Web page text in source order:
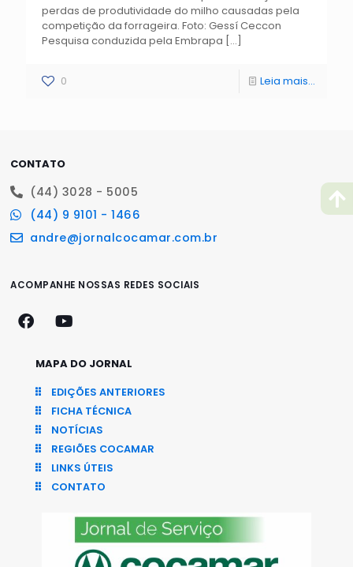
perdas de produtividade do milho causadas pela
competição da forrageira. Foto: Gessí Ceccon
Pesquisa conduzida pela Embrapa […]
0 Leia mais...
CONTATO
(44) 3028 - 5005
(44) 9 9101 - 1466
andre@jornalcocamar.com.br
ACOMPANHE NOSSAS REDES SOCIAIS
MAPA DO JORNAL
EDIÇÕES ANTERIORES
FICHA TÉCNICA
NOTÍCIAS
REGIÕES COCAMAR
LINKS ÚTEIS
CONTATO